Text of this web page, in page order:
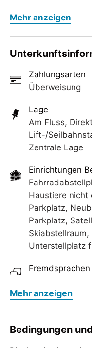
zur Ahornbahn.
erreichbar. Dort
Arzt, Schwimmbad,
in Mayrhofen im
Gehminuten zur
zur Ahornbahn.
Das Ortszentrum ist
Geschäfte,
Arzt, Schwimmbad,
Mehr anzeigen
Zahlungsarten
Überweisung
Lage
Am Fluss,
Lift-/
Zentrale Lage
Einrichtungen
Haustiere nicht
Parkplatz,
Parkplatz,
Unterstellplatz
Fremdsprachen
Verpflegung
keine
Kinder
Mehr anzeigen
Bedingungen